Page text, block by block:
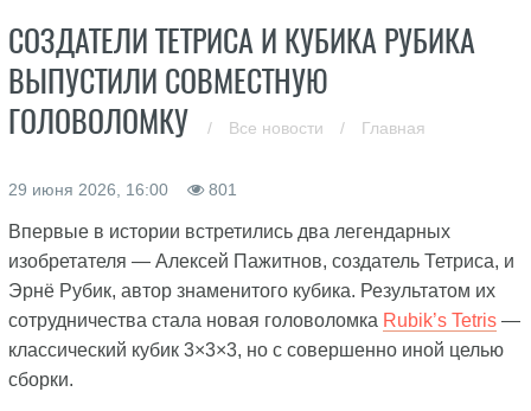
СОЗДАТЕЛИ ТЕТРИСА И КУБИКА РУБИКА
ВЫПУСТИЛИ СОВМЕСТНУЮ
ГОЛОВОЛОМКУ
/ Все новости / Главная
29 июня 2026, 16:00 801
Впервые в истории встретились два легендарных
изобретателя — Алексей Пажитнов, создатель Тетриса, и
Эрнё Рубик, автор знаменитого кубика. Результатом их
сотрудничества стала новая головоломка Rubik’s Tetris—
классический кубик 3×3×3, но с совершенно иной целью
сборки.